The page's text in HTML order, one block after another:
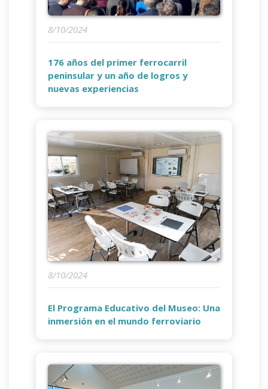
8/10/2024
176 años del primer ferrocarril
peninsular y un año de logros y
nuevas experiencias
8/10/2024
El Programa Educativo del Museo: Una
inmersión en el mundo ferroviario